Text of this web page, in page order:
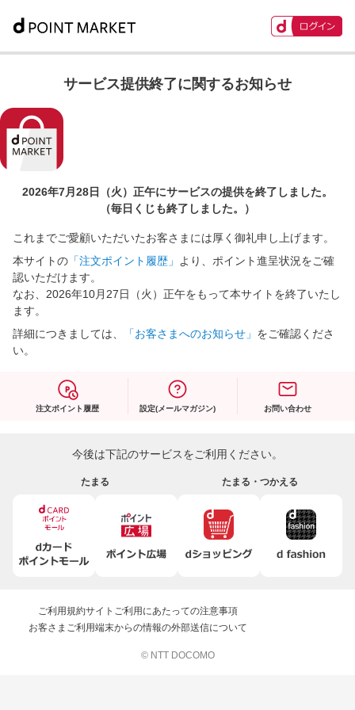
サービス提供終了に関するお知らせ
2026年7月28日（火）正午にサービスの提供を終了しました。
（毎日くじも終了しました。）
これまでご愛顧いただいたお客さまには厚く御礼申し上げます。
本サイトの 「注文ポイント履歴」
より、ポイント進呈状況をご確
認いただけます。
なお、2026年10月27日（火）正午をもって本サイトを終了いたし
ます。
詳細につきましては、
「お客さまへのお知らせ」 をご確認くださ
い。
注文ポイント履歴 設定(メールマガジン) お問い合わせ
今後は下記のサービスをご利用ください。
たまる たまる・つかえる
ご利用規約サイトご利用にあたっての注意事項
お客さまご利用端末からの情報の外部送信について
© NTT DOCOMO